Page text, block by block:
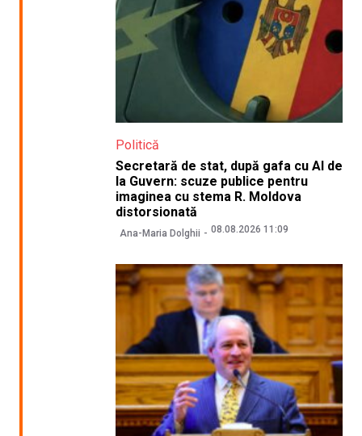
Politică
Secretară de stat, după gafa cu AI de
la Guvern: scuze publice pentru
imaginea cu stema R. Moldova
distorsionată
Ana-Maria Dolghii 08.08.2026 11:09